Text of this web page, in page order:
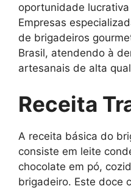
oportunidade
Empresas
de brigadeiros
Brasil, atendendo à
artesanais de alta
Receita
A receita básica do
consiste em leite
chocolate em pó,
brigadeiro. Este doce